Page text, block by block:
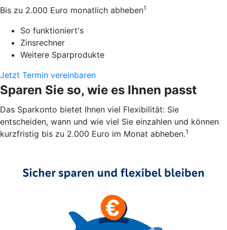
Bis zu 2.000 Euro monatlich abheben1
So funktioniert's
Zinsrechner
Weitere Sparprodukte
Jetzt Termin vereinbaren
Sparen Sie so, wie es Ihnen passt
Das Sparkonto bietet Ihnen viel Flexibilität: Sie
entscheiden, wann und wie viel Sie einzahlen und können
kurzfristig bis zu 2.000 Euro im Monat abheben.1